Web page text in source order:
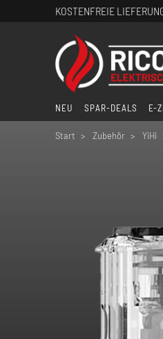
KOSTENFREIE
NEU SPAR-DEALS E-
Start Zubehör YiHi